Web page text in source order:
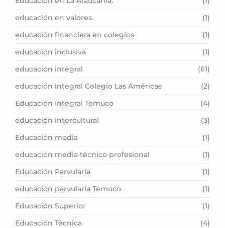
educación en valores.
(1)
educación financiera en colegios
(1)
educación inclusiva
(1)
educación integral
(61)
educación integral Colegio Las Américas
(2)
Educación Integral Temuco
(4)
educación intercultural
(3)
Educación media
(1)
educación media técnico profesional
(1)
Educación Parvularia
(1)
educación parvularia Temuco
(1)
Educación Superior
(1)
Educación Técnica
(4)